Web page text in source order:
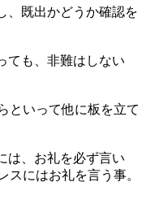
、既出かどうか確認を
ても、非難はしない
といって他に板を立て
は、お礼を必ず言い
スにはお礼を言う事。